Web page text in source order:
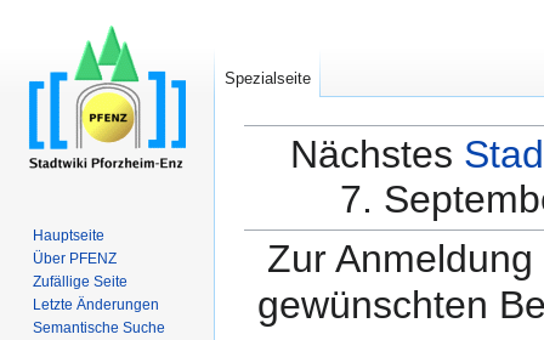
Nächstes
7.
Zur
gewünschten
Spezialseite
Hauptseite
Über PFENZ
Zufällige Seite
Letzte Änderungen
Semantische Suche